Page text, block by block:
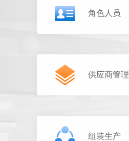
角色人员
供应商管理
组装生产